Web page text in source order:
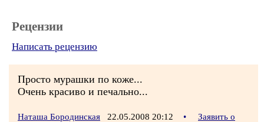
Рецензии
Написать рецензию
Просто мурашки по коже...
Очень красиво и печально...
Наташа Бородинская 22.05.2008 20:12 •
Заявить о